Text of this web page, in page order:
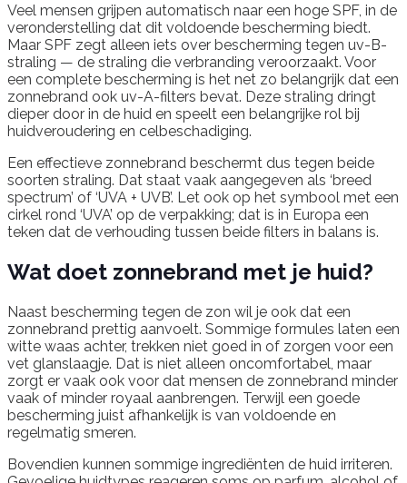
Veel mensen grijpen automatisch naar een hoge SPF, in de
veronderstelling dat dit voldoende bescherming biedt.
Maar SPF zegt alleen iets over bescherming tegen uv-B-
straling — de straling die verbranding veroorzaakt. Voor
een complete bescherming is het net zo belangrijk dat een
zonnebrand ook uv-A-filters bevat. Deze straling dringt
dieper door in de huid en speelt een belangrijke rol bij
huidveroudering en celbeschadiging.
Een effectieve zonnebrand beschermt dus tegen beide
soorten straling. Dat staat vaak aangegeven als ‘breed
spectrum’ of ‘UVA + UVB’. Let ook op het symbool met een
cirkel rond ‘UVA’ op de verpakking; dat is in Europa een
teken dat de verhouding tussen beide filters in balans is.
Wat doet zonnebrand met je huid?
Naast bescherming tegen de zon wil je ook dat een
zonnebrand prettig aanvoelt. Sommige formules laten een
witte waas achter, trekken niet goed in of zorgen voor een
vet glanslaagje. Dat is niet alleen oncomfortabel, maar
zorgt er vaak ook voor dat mensen de zonnebrand minder
vaak of minder royaal aanbrengen. Terwijl een goede
bescherming juist afhankelijk is van voldoende en
regelmatig smeren.
Bovendien kunnen sommige ingrediënten de huid irriteren.